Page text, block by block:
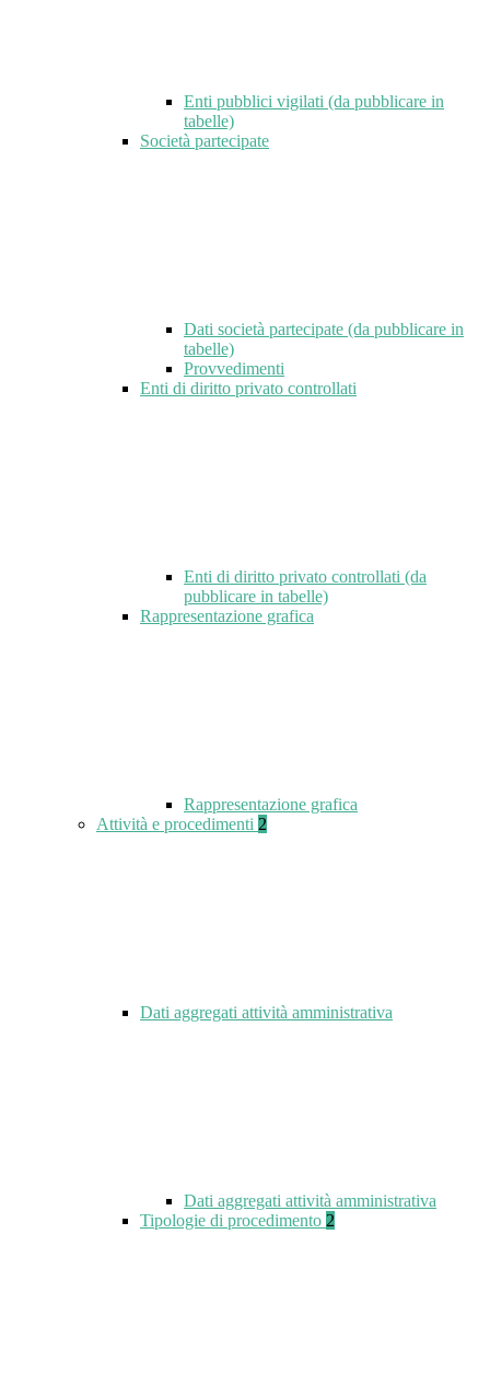
Enti pubblici vigilati (da pubblicare in
tabelle)
Società partecipate
Dati società partecipate (da pubblicare in
tabelle)
Provvedimenti
Enti di diritto privato controllati
Enti di diritto privato controllati (da
pubblicare in tabelle)
Rappresentazione grafica
Rappresentazione grafica
Attività e procedimenti 2
Dati aggregati attività amministrativa
Dati aggregati attività amministrativa
Tipologie di procedimento 2